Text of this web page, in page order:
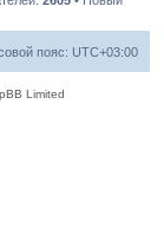
пояс: UTC+03:00
Limited